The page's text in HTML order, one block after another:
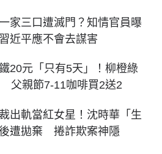
家三口遭滅門？知情官員曝
近平應不會去謀害
20元「只有5天」！柳橙綠
父親節7-11咖啡買2送2
出軌當紅女星！沈時華「生
遭拋棄 捲詐欺案神隱